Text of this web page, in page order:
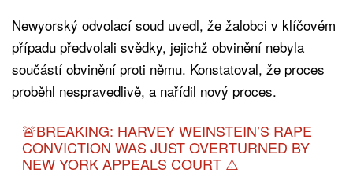
Newyorský odvolací soud uvedl, že žalobci v klíčovém
případu předvolali svědky, jejichž obvinění nebyla
součástí obvinění proti němu. Konstatoval, že proces
proběhl nespravedlivě, a nařídil nový proces.
🚨BREAKING: HARVEY WEINSTEIN’S RAPE
CONVICTION WAS JUST OVERTURNED BY
NEW YORK APPEALS COURT ⚠️